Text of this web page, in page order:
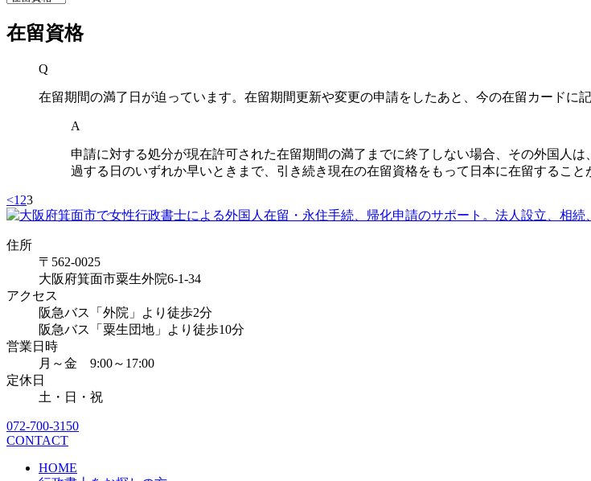
在留資格
Q
在留期間の満了日が迫っています。在留期間更新や変更の申請をしたあと、今の在留カード
A
申請に対する処分が現在許可された在留期間の満了までに終了しない場合、その外国人
過する日のいずれか早いときまで、引き続き現在の在留資格をもって日本に在留すること
<1 23
住所
〒562-0025
大阪府箕面市粟生外院6-1-34
アクセス
阪急バス「外院」より徒歩2分
阪急バス「粟生団地」より徒歩10分
営業日時
月～金 9:00～17:00
定休日
土・日・祝
072-700-3150
CONTACT
HOME